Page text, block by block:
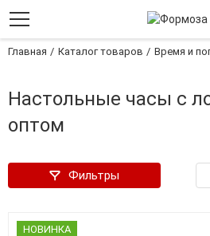
Главная Каталог товаров Время и
Настольные часы с
оптом
Фильтры
НОВИНКА